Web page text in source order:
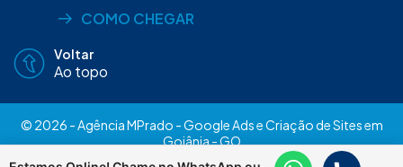
COMO CHEGAR
Voltar
Ao topo
© 2026 - Agência MPrado - Google Ads e Criação de Sites em
Goiânia - GO
Trabalhe Conosco